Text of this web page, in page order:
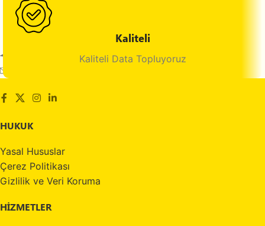
Kaliteli
Kaliteli Data Topluyoruz
Maltepe, İstanbul, Türkiye
HUKUK
Yasal Hususlar
Çerez Politikası
Gizlilik ve Veri Koruma
HİZMETLER